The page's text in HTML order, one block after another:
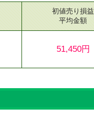
初値売り損益
平均金額
51,450円